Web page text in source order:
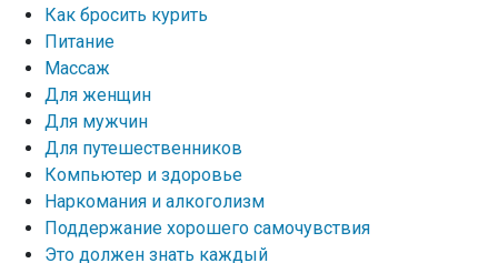
Как бросить курить
Питание
Массаж
Для женщин
Для мужчин
Для путешественников
Компьютер и здоровье
Наркомания и алкоголизм
Поддержание хорошего самочувствия
Это должен знать каждый